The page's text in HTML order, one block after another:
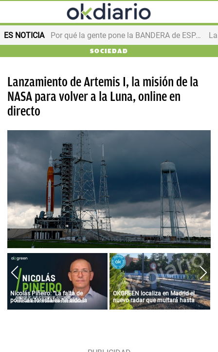
ES NOTICIA Por qué la gente pone la BANDERA de ESPAÑA en el balcón
SOCIEDAD
Lanzamiento de Artemis I, la misión de la
NASA para volver a la Luna, online en
directo
Nicolás Piñeiro: “La falta de
políticas forestales ha sido la
gasolina que ha arrasado media
OKGREEN localiza en Madrid el
nuevo radar que multará hasta
con 3.000 euros a los coches más